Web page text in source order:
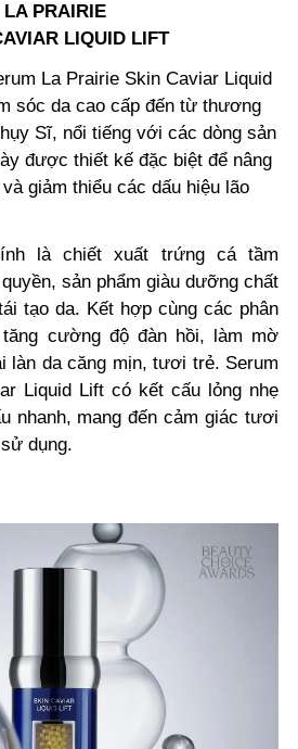
LA PRAIRIE
LIQUID LIFT
La Prairie Skin Caviar Liquid
sóc da cao cấp đến từ thương
Sĩ, nổi tiếng với các dòng sản
được thiết kế đặc biệt để nâng
giảm thiểu các dấu hiệu lão
là chiết xuất trứng cá tầm
sản phẩm giàu dưỡng chất
tạo da. Kết hợp cùng các phân
cường độ đàn hồi, làm mờ
làn da căng mịn, tươi trẻ. Serum
Liquid Lift có kết cấu lỏng nhẹ
nhanh, mang đến cảm giác tươi
dụng.